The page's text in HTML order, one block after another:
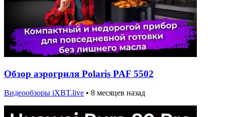
Обзор аэрогриля Polaris PAF 5502
Видеообзоры iXBT.live • 8 месяцев назад